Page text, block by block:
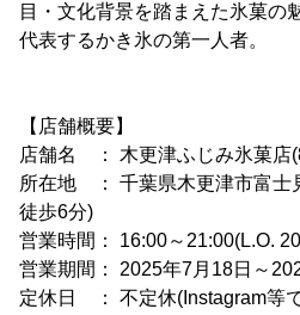
目・文化背景を踏まえた氷菓の
代表するかき氷の第一人者。
【店舗概要】
店舗名 ： 木更津ふじみ氷菓店
所在地 ： 千葉県木更津市富士
徒歩6分)
営業時間： 16:00～21:00(L.O.
営業期間： 2025年7月18日～
定休日 ： 不定休(Instagram等